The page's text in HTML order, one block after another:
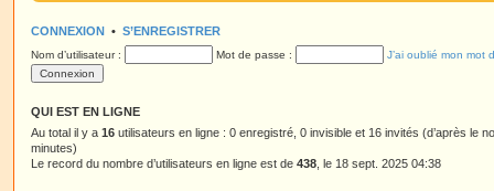
e
r
e
s
s
g
e
e
e
r
n
e
r
m
s
CONNEXION • S’ENREGISTRER
Nom d’utilisateur : Mot de passe : J’ai oublié mon mot
QUI EST EN LIGNE
Au total il y a 16 utilisateurs en ligne : 0 enregistré, 0 invisible et 16 invités (d’après le
minutes)
Le record du nombre d’utilisateurs en ligne est de 438 , le 18 sept. 2025 04:38